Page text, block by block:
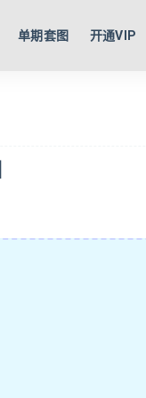
单期套图 开通VIP
全部